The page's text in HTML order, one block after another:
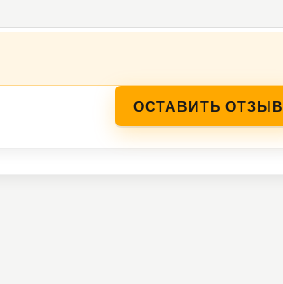
ОСТАВИТЬ ОТЗЫВ